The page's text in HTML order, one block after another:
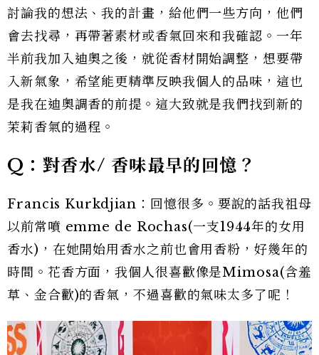
討論我的想法、我的計畫，給他們一些方向，他們
會去找尋，再帶著素材或香氣回來和我確認。一年
半前我加入迪奧之後，就從香材開始調整，想要帶
入新氣象，希望能更精準反映我個人的品味，這也
是我在迪奧調香的前提。這大致就是我們找到新的
茉莉香氣的過程。
Q：對香水/ 香味最早的回憶？
Francis Kurkdjian：回憶很多。要說的話我祖母
以前常噴 emme de Rochas(一支1944年的女用
香水)，在她開始用香水之前也會用香粉，好幾年的
時間。花香方面，我個人很喜歡像是Mimosa(含羞
草、金合歡)的香氣，不過喜歡的氣味太多了呢！